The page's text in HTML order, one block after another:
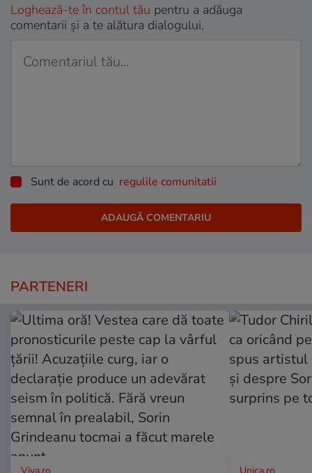
Loghează-te în contul tău pentru a adăuga
comentarii și a te alătura dialogului.
Sunt de acord cu regulile comunitatii
PARTENERI